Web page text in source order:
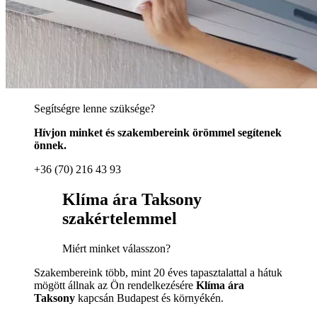
Segítségre lenne szüksége?
Hívjon minket és szakembereink örömmel segítenek
önnek.
+36 (70) 216 43 93
Klíma ára Taksony
szakértelemmel
Miért minket válasszon?
Szakembereink több, mint 20 éves tapasztalattal a hátuk
mögött állnak az Ön rendelkezésére Klíma ára
Taksony kapcsán Budapest és környékén.